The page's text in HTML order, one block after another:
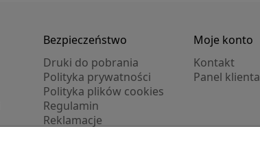
Bezpieczeństwo
Druki do pobrania
Polityka prywatności
Polityka plików cookies
Regulamin
Reklamacje
Moje konto
Kontakt
Panel klienta